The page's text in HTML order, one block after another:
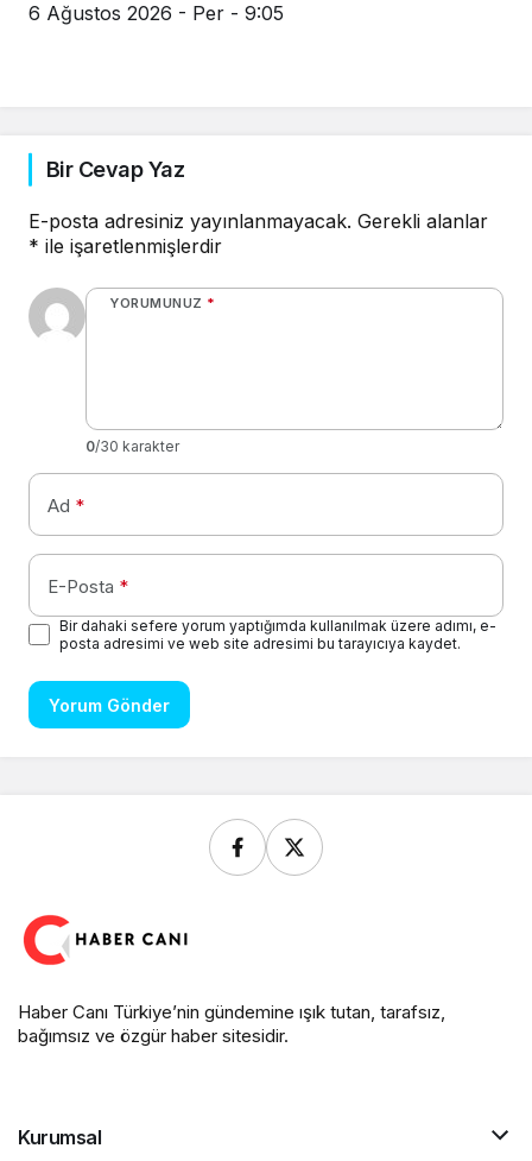
6 Ağustos 2026 - Per - 9:05
Bir Cevap Yaz
E-posta adresiniz yayınlanmayacak. Gerekli alanlar
* ile işaretlenmişlerdir
YORUMUNUZ *
0/30 karakter
Ad *
E-Posta *
Bir dahaki sefere yorum yaptığımda kullanılmak üzere adımı, e-
posta adresimi ve web site adresimi bu tarayıcıya kaydet.
Yorum Gönder
Haber Canı Türkiye’nin gündemine ışık tutan, tarafsız,
bağımsız ve özgür haber sitesidir.
Kurumsal